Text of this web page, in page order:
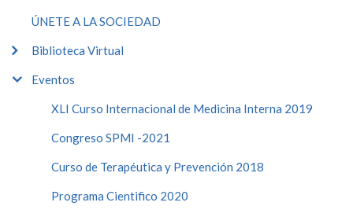
ÚNETE A LA SOCIEDAD
Biblioteca Virtual
Eventos
XLI Curso Internacional de Medicina Interna 2019
Congreso SPMI -2021
Curso de Terapéutica y Prevención 2018
Programa Cientifico 2020